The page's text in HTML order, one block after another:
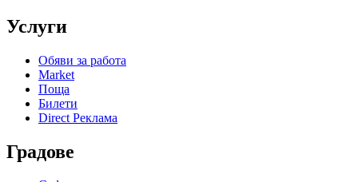
Услуги
Обяви за работа
Market
Поща
Билети
Direct Реклама
Градове